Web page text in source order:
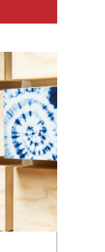
粹的
世代。